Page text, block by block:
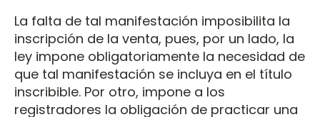
La falta de tal manifestación imposibilita la
inscripción de la venta, pues, por un lado, la
ley impone obligatoriamente la necesidad de
que tal manifestación se incluya en el título
inscribible. Por otro, impone a los
registradores la obligación de practicar una